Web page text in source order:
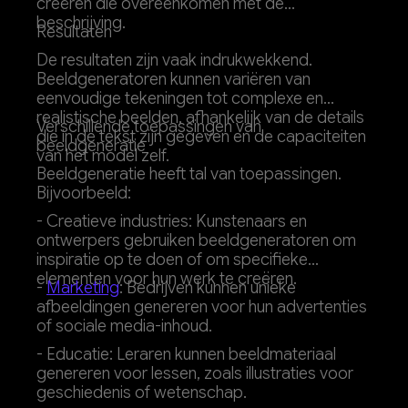
beschrijving.
Resultaten
De resultaten zijn vaak indrukwekkend.
Beeldgeneratoren kunnen variëren van
eenvoudige tekeningen tot complexe en
realistische beelden, afhankelijk van de details
die in de tekst zijn gegeven en de capaciteiten
van het model zelf.
Verschillende toepassingen van
beeldgeneratie
Beeldgeneratie heeft tal van toepassingen.
Bijvoorbeeld:
- Creatieve industries: Kunstenaars en
ontwerpers gebruiken beeldgeneratoren om
inspiratie op te doen of om specifieke
elementen voor hun werk te creëren.
-Marketing: Bedrijven kunnen unieke
afbeeldingen genereren voor hun advertenties
of sociale media-inhoud.
- Educatie: Leraren kunnen beeldmateriaal
genereren voor lessen, zoals illustraties voor
geschiedenis of wetenschap.